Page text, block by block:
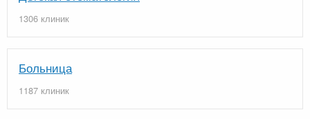
1306 клиник
Больница
1187 клиник